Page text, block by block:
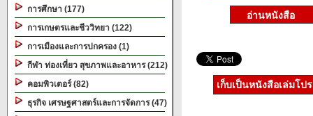
การศึกษา (177)
การเกษตรและชีววิทยา (122)
การเมืองและการปกครอง (1)
กีฬา ท่องเที่ยว สุขภาพและอาหาร (212)
คอมพิวเตอร์ (82)
ธุรกิจ เศรษฐศาสตร์และการจัดการ (47)
เก็บเป็นหนังสือเล่มโป